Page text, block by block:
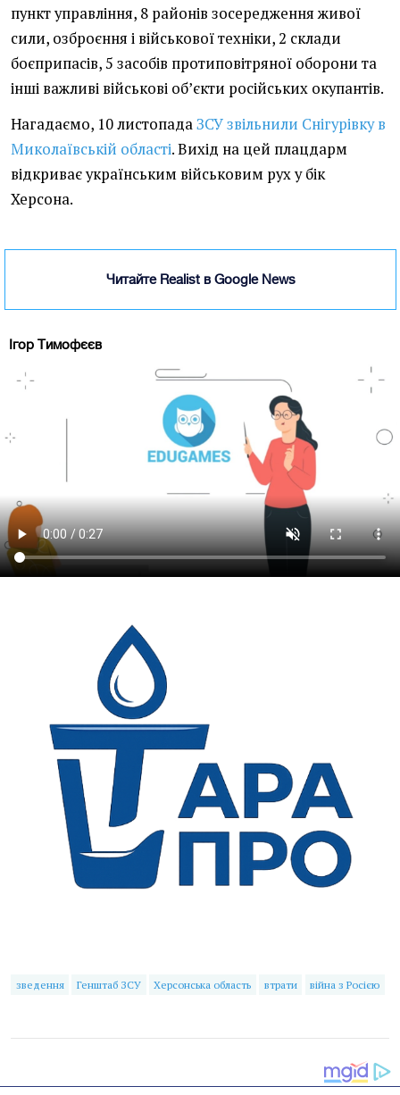
пункт управління, 8 районів зосередження живої
сили, озброєння і військової техніки, 2 склади
боєприпасів, 5 засобів протиповітряної оборони та
інші важливі військові об’єкти російських окупантів.
Нагадаємо, 10 листопадаЗСУ звільнили Снігурівку в
Миколаївській області. Вихід на цей плацдарм
відкриває українським військовим рух у бік
Херсона.
Читайте Realist в Google News
Ігор Тимофєєв
зведення Генштаб ЗСУ Херсонська область втрати війна з Росією